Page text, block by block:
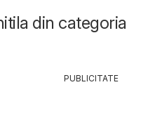
din categoria
PUBLICITATE